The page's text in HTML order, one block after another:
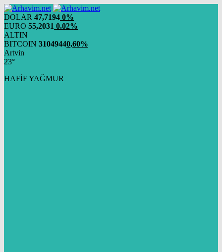
DOLAR 47,7194 0%
EURO 55,2031 0.02%
ALTIN
BITCOIN 31049440,60%
Artvin
23°
HAFİF YAĞMUR